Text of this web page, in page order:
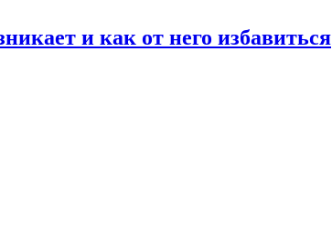
и как от него избавиться